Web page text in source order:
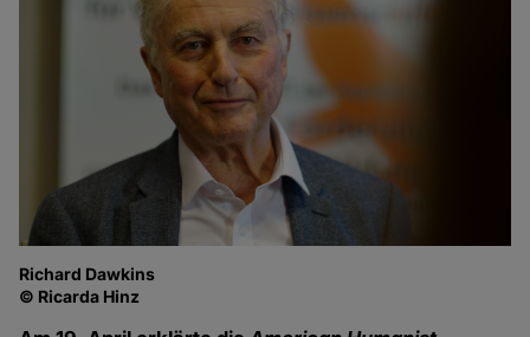
Richard Dawkins
© Ricarda Hinz